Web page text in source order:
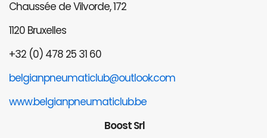
Chaussée de Vilvorde, 172
1120 Bruxelles
+32 (0) 478 25 31 60
belgianpneumaticlub@outlook.com
www.belgianpneumaticlub.be
Boost Srl